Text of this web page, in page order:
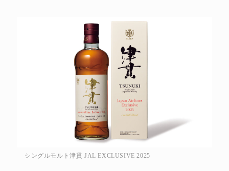
シングルモルト津貫 JAL EXCLUSIVE 2025